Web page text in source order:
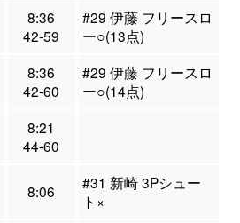
8:36
42-59
#29 伊藤 フリースロ
ー○(13点)
8:36
42-60
#29 伊藤 フリースロ
ー○(14点)
8:21
44-60
8:06
#31 新崎 3Pシュー
ト×